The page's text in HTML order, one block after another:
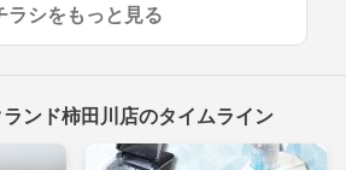
ラシをもっと見る
ンド柿田川店のタイムライン